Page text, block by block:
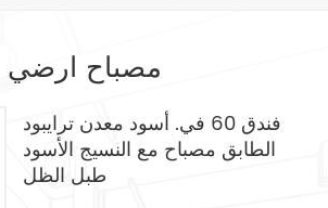
مصباح ارضي
فندق 60 في. أسود معدن ترايبود
الطابق مصباح مع النسيج الأسود
طبل الظل